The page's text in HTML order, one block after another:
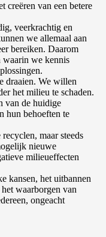
creëren van een betere
veerkrachtig en
we allemaal aan
bereiken. Daarom
waarin we kennis
draaien. We willen
het milieu te schaden.
van de huidige
hun behoeften te
maar steeds
nieuwe
milieueffecten
kansen, het uitbannen
waarborgen van
ongeacht